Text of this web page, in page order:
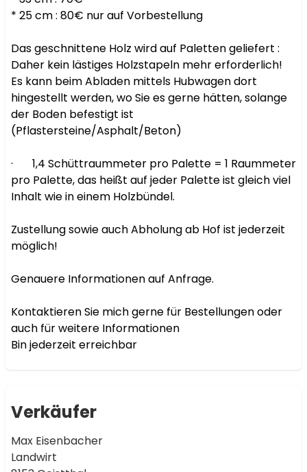
* 25 cm : 80€ nur auf Vorbestellung
Das geschnittene Holz wird auf Paletten geliefert :
Daher kein lästiges Holzstapeln mehr erforderlich!
Es kann beim Abladen mittels Hubwagen dort
hingestellt werden, wo Sie es gerne hätten, solange
der Boden befestigt ist
(Pflastersteine/Asphalt/Beton)
·       1,4 Schüttraummeter pro Palette = 1 Raummeter
pro Palette, das heißt auf jeder Palette ist gleich viel
Inhalt wie in einem Holzbündel.
Zustellung sowie auch Abholung ab Hof ist jederzeit
möglich!
Genauere Informationen auf Anfrage.
Kontaktieren Sie mich gerne für Bestellungen oder
auch für weitere Informationen
Bin jederzeit erreichbar
Verkäufer
Max Eisenbacher
Landwirt